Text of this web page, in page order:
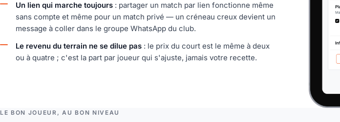
Un lien qui marche toujours : partager un match par lien fonctionne même
sans compte et même pour un match privé — un créneau creux devient un
message à coller dans le groupe WhatsApp du club.
Le revenu du terrain ne se dilue pas : le prix du court est le même à deux
ou à quatre ; c'est la part par joueur qui s'ajuste, jamais votre recette.
LE BON JOUEUR, AU BON NIVEAU